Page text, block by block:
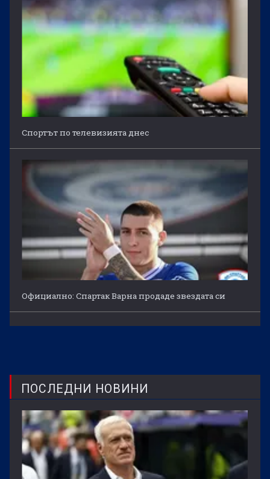
Спортът по телевизията днес
Официално: Спартак Варна продаде звездата си
ПОСЛЕДНИ НОВИНИ